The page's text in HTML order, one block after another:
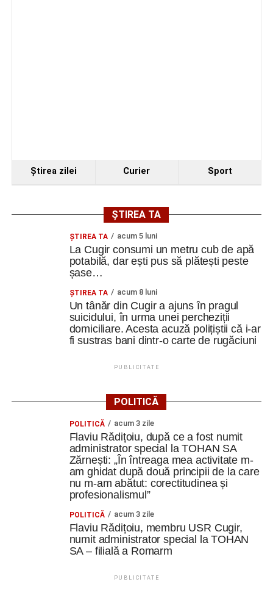
Ştirea zilei Curier Sport
ȘTIREA TA
ȘTIREA TA acum 5 luni
La Cugir consumi un metru cub de apă
potabilă, dar ești pus să plătești peste
șase…
ȘTIREA TA acum 8 luni
Un tânăr din Cugir a ajuns în pragul
suicidului, în urma unei percheziții
domiciliare. Acesta acuză polițiștii că i-ar
fi sustras bani dintr-o carte de rugăciuni
PUBLICITATE
POLITICĂ
POLITICĂ acum 3 zile
Flaviu Rădițoiu, după ce a fost numit
administrator special la TOHAN SA
Zărnești: „În întreaga mea activitate m-
am ghidat după două principii de la care
nu m-am abătut: corectitudinea și
profesionalismul”
POLITICĂ acum 3 zile
Flaviu Rădițoiu, membru USR Cugir,
numit administrator special la TOHAN
SA – filială a Romarm
PUBLICITATE